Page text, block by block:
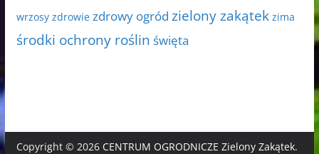
wrzosy zdrowie zdrowy ogród zielony zakątek zima
środki ochrony roślin święta
Copyright © 2026 CENTRUM OGRODNICZE Zielony Zakątek.